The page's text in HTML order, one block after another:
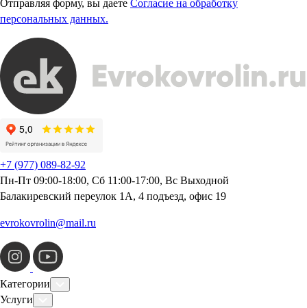
Отправляя форму, вы даете Согласие на обработку
персональных данных.
+7 (977) 089-82-92
Пн-Пт 09:00-18:00, Сб 11:00-17:00, Вс Выходной
Балакиревский переулок 1А, 4 подъезд, офис 19
evrokovrolin@mail.ru
Категории
Услуги